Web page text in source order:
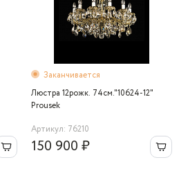
Заканчивается
Люстра 12рожк. 74см."10624-12"
Prousek
Артикул: 76210
150 900 ₽